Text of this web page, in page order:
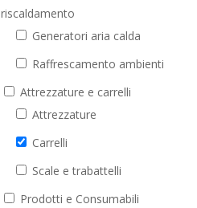
riscaldamento
Generatori aria calda
Raffrescamento ambienti
Attrezzature e carrelli
Attrezzature
Carrelli
Scale e trabattelli
Prodotti e Consumabili